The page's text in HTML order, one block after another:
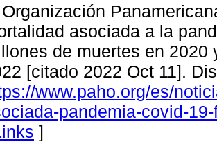
asociada a la
de muertes en 2020
[citado 2022 Oct 11].
www.paho.org/es/
pandemia-covid-
]